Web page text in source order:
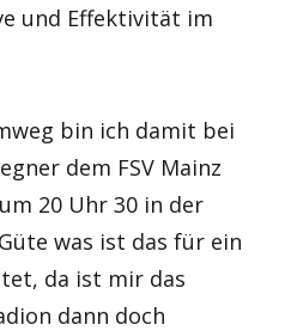
und Effektivität im
bin ich damit bei
dem FSV Mainz
20 Uhr 30 in der
was ist das für ein
da ist mir das
dann doch